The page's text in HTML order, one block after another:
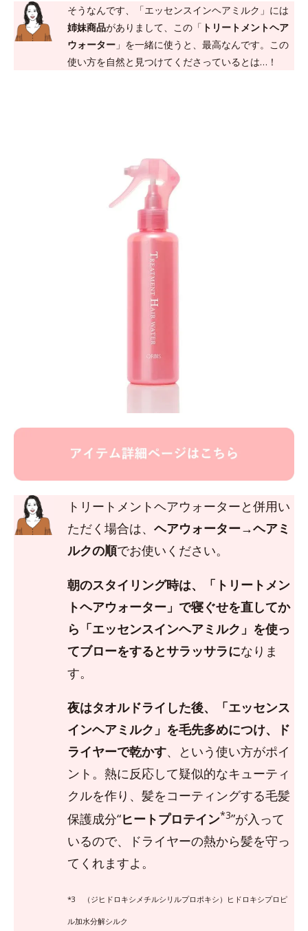
そうなんです、「エッセンスインヘアミルク」には
姉妹商品がありまして、この「 トリートメントヘア
ウォーター 」を一緒に使うと、最高なんです。この
使い方を自然と見つけてくださっているとは…！
トリートメントヘアウォーターと併用い
ただく場合は、ヘアウォーター→ヘアミ
ルクの順でお使いください。
朝のスタイリング時は、「トリートメン
トヘアウォーター」で寝ぐせを直してか
ら「エッセンスインヘアミルク」を使っ
てブローをするとサラッサラになりま
す。
夜はタオルドライした後、「エッセンス
インヘアミルク」を毛先多めにつけ、ド
ライヤーで乾かす、という使い方がポイ
ント。熱に反応して疑似的なキューティ
クルを作り、髪をコーティングする毛髪
保護成分“ヒートプロテイン*3”が入って
いるので、ドライヤーの熱から髪を守っ
てくれますよ。
*3 （ジヒドロキシメチルシリルプロポキシ）ヒドロキシプロピ
ル加水分解シルク